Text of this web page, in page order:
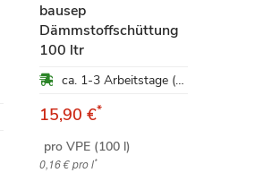
bausep
Dämmstoffschüttung
100 ltr
ca. 1-3 Arbeitstage (Mo-Fr)
15,90 €*
pro VPE (100 l)
0,16 €pro l*